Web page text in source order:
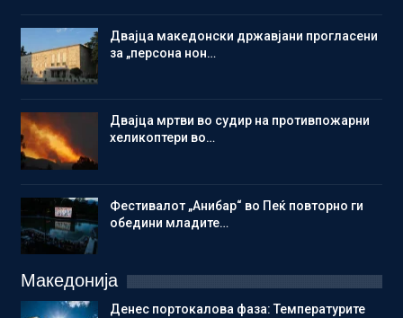
Двајца македонски државјани прогласени
за „персона нон…
Двајца мртви во судир на противпожарни
хеликоптери во…
Фестивалот „Анибар“ во Пеќ повторно ги
обедини младите…
Македонија
Денес портокалова фаза: Температурите